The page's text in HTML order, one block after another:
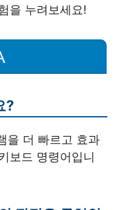
을 누려보세요!
?
을 더 빠르고 효과
보드 명령어입니